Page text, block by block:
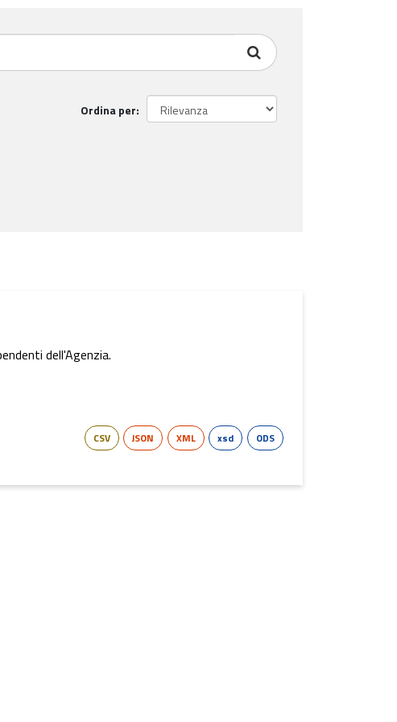
Ordina per
dell'Agenzia.
CSV JSON XML xsd ODS